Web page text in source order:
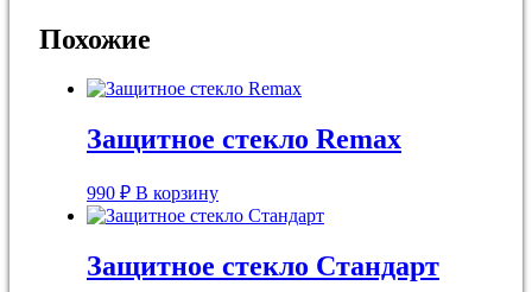
Похожие
Защитное стекло Remax
990 ₽ В корзину
Защитное стекло Стандарт